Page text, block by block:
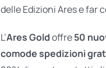
delle Edizioni Ares e far
L’Ares Goldoffre50
comode spedizioni